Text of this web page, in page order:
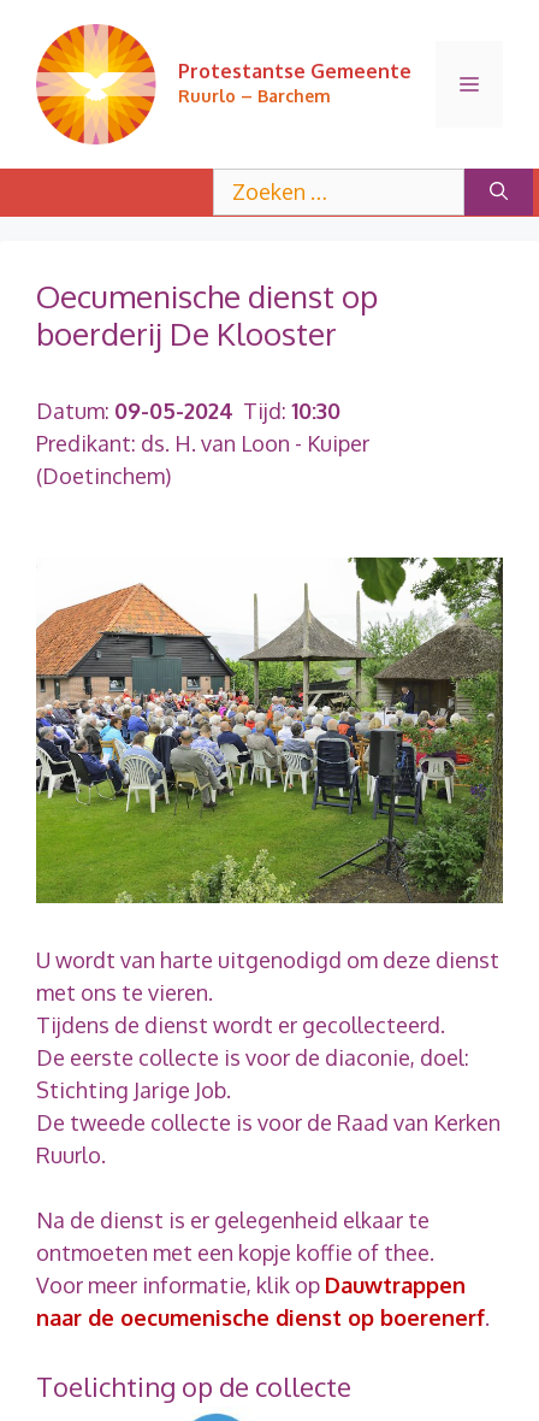
inhoud
Protestantse Gemeente
Ruurlo – Barchem
Menu
naar:
Oecumenische dienst op
boerderij De Klooster
Datum: 09-05-2024 Tijd: 10:30
Predikant: ds. H. van Loon - Kuiper
(Doetinchem)
U wordt van harte uitgenodigd om deze dienst
met ons te vieren.
Tijdens de dienst wordt er gecollecteerd.
De eerste collecte is voor de diaconie, doel:
Stichting Jarige Job.
De tweede collecte is voor de Raad van Kerken
Ruurlo.
Na de dienst is er gelegenheid elkaar te
ontmoeten met een kopje koffie of thee.
Voor meer informatie, klik op Dauwtrappen
naar de oecumenische dienst op boerenerf.
Toelichting op de collecte